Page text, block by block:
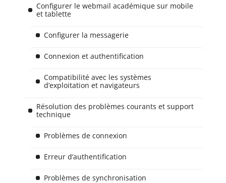
Configurer le webmail académique sur mobile
et tablette
Configurer la messagerie
Connexion et authentification
Compatibilité avec les systèmes
d’exploitation et navigateurs
Résolution des problèmes courants et support
technique
Problèmes de connexion
Erreur d’authentification
Problèmes de synchronisation